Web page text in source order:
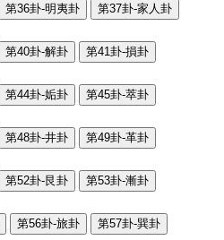
第36卦-明夷卦 第37卦-家人卦
第40卦-解卦 第41卦-損卦
第44卦-姤卦 第45卦-萃卦
第48卦-井卦 第49卦-革卦
第52卦-艮卦 第53卦-漸卦
第56卦-旅卦 第57卦-巽卦